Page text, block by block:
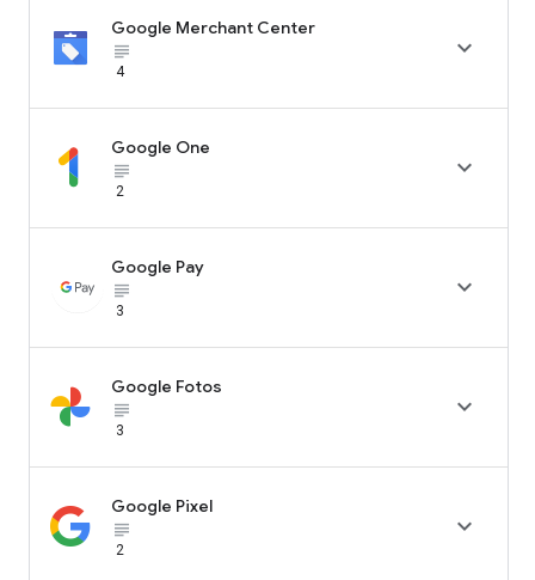
Google Merchant Center
subject_black
4

Google One
subject_black
2

Google Pay
subject_black
3

Google Fotos
subject_black
3

Google Pixel
subject_black
2
